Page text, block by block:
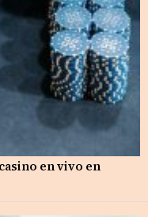
en vivo en